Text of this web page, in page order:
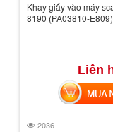
Khay giấy vào máy
8190 (PA03810-E809)
Liên
2036
MUA